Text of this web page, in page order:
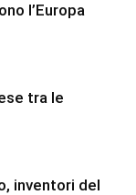
l’Europa
tra le
inventori del